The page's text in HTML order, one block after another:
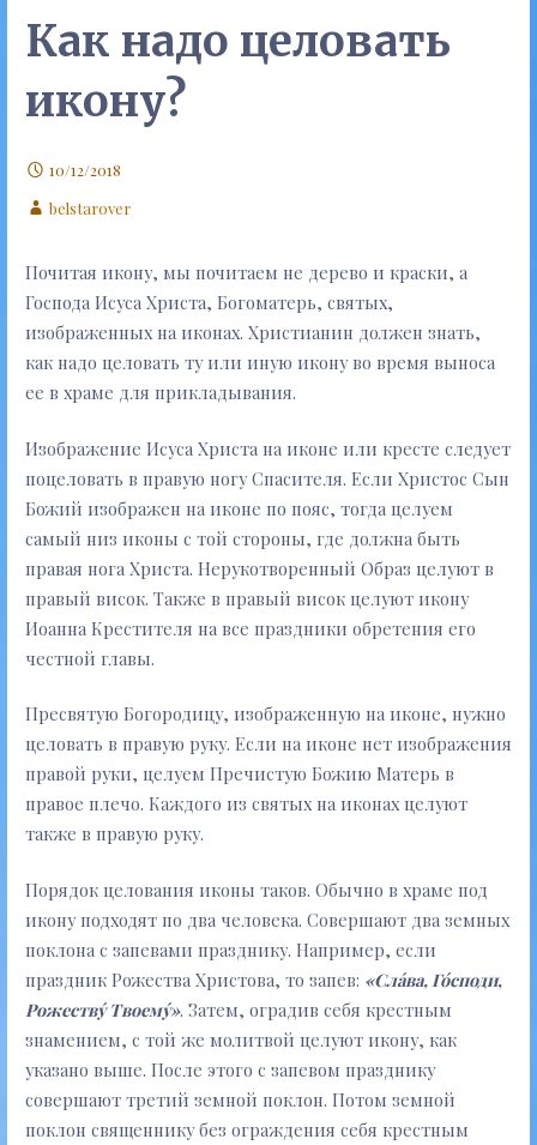
Как надо целовать
икону?
10/12/2018
belstarover
Почитая икону, мы почитаем не дерево и краски, а
Господа Исуса Христа, Богоматерь, святых,
изображенных на иконах. Христианин должен знать,
как надо целовать ту или иную икону во время выноса
ее в храме для прикладывания.
Изображение Исуса Христа на иконе или кресте следует
поцеловать в правую ногу Спасителя. Если Христос Сын
Божий изображен на иконе по пояс, тогда целуем
самый низ иконы с той стороны, где должна быть
правая нога Христа. Нерукотворенный Образ целуют в
правый висок. Также в правый висок целуют икону
Иоанна Крестителя на все праздники обретения его
честной главы.
Пресвятую Богородицу, изображенную на иконе, нужно
целовать в правую руку. Если на иконе нет изображения
правой руки, целуем Пречистую Божию Матерь в
правое плечо. Каждого из святых на иконах целуют
также в правую руку.
Порядок целования иконы таков. Обычно в храме под
икону подходят по два человека. Совершают два земных
поклона с запевами празднику. Например, если
праздник Рожества Христова, то запев: «Сла́ва, Го́споди,
Рожеству́ Твоему́». Затем, оградив себя крестным
знамением, с той же молитвой целуют икону, как
указано выше. После этого с запевом празднику
совершают третий земной поклон. Потом земной
поклон священнику без ограждения себя крестным